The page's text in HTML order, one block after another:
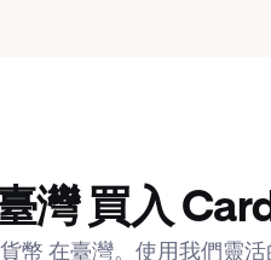
灣 買入
幣 在臺灣。使用我們靈